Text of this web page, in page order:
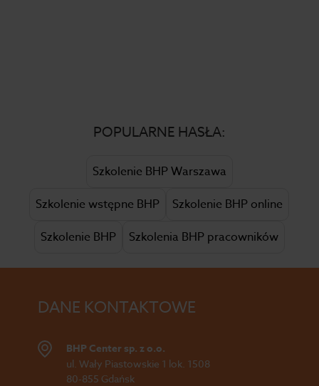
POPULARNE HASŁA:
Szkolenie BHP Warszawa
Szkolenie wstępne BHP
Szkolenie BHP online
Szkolenie BHP
Szkolenia BHP pracowników
DANE KONTAKTOWE
BHP Center sp. z o.o.
ul. Wały Piastowskie 1 lok. 1508
80-855 Gdańsk